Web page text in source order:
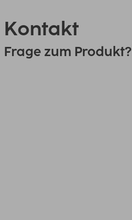
Kontakt
Frage zum Produkt?